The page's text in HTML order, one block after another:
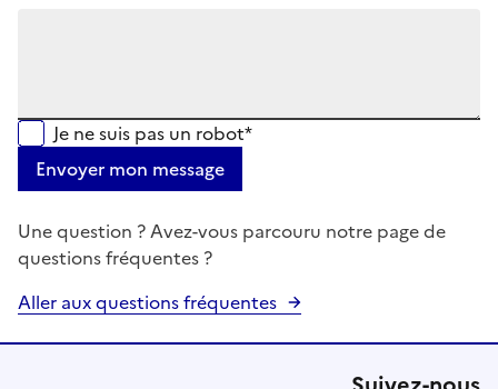
Je ne suis pas un robot*
Envoyer mon message
Une question ? Avez-vous parcouru notre page de
questions fréquentes ?
Aller aux questions fréquentes